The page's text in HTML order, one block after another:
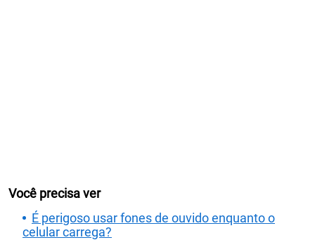
Você precisa ver
É perigoso usar fones de ouvido enquanto o
celular carrega?